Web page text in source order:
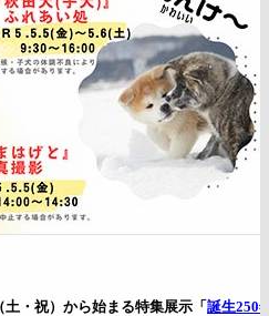
・祝）から始まる特集展示「 誕生250